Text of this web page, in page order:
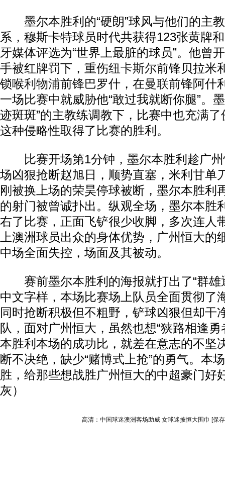
墨尔本胜利的“硬朗”球风与他们的主
系，穆斯卡特球员时代共获得123张黄牌
牙媒体评选为“世界上最脏的球员”。他曾
手被红牌罚下，重伤纽卡斯尔前锋贝拉米
锁喉利物浦前锋巴罗什，在曼联前锋阿什
一场比赛中就威胁他“敢过我就断你腿”。
迹斑斑”的主教练调教下，比赛中也充满
这种侵略性取得了比赛的胜利。
比赛开场第1分钟，墨尔本胜利趁广州
场凶狠抢断赵旭日，顺势直塞，米利甘单
刚被换上场的荣昊停球被断，墨尔本胜利
的射门被曾诚扑出。纵观全场，墨尔本胜
右了比赛，正面飞铲很少收脚，多次连人
上澳洲球员出众的身体优势，广州恒大的
中场全面失控，场面及其被动。
赛前墨尔本胜利的海报就打出了“群雄
中文字样，本场比赛场上队员全面贯彻了
同时抢断积极但不粗野，铲球凶狠但却干
队，面对广州恒大，虽然也想“狭路相逢
本胜利本场的成功比，就差在意志的不坚
断不决绝，缺少“赌博式上抢”的勇气。本
胜，给那些想战胜广州恒大的中超豪门好
灰）
高清：中国球迷澳洲客场助威 女球迷披恒大围巾 [保